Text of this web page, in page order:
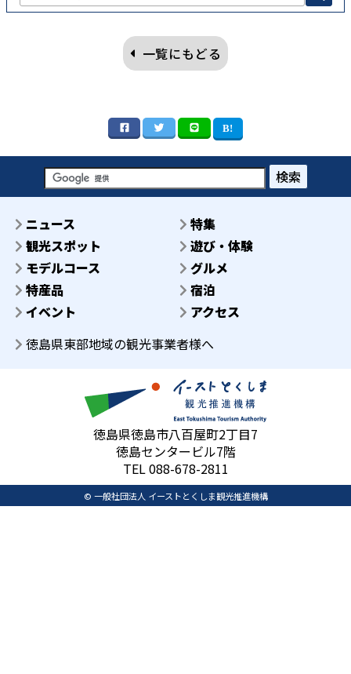
一覧にもどる
検索
ニュース
特集
観光スポット
遊び・体験
モデルコース
グルメ
特産品
宿泊
イベント
アクセス
徳島県東部地域の観光事業者様へ
徳島県徳島市八百屋町2丁目7
徳島センタービル7階
TEL 088-678-2811
© 一般社団法人 イーストとくしま観光推進機構